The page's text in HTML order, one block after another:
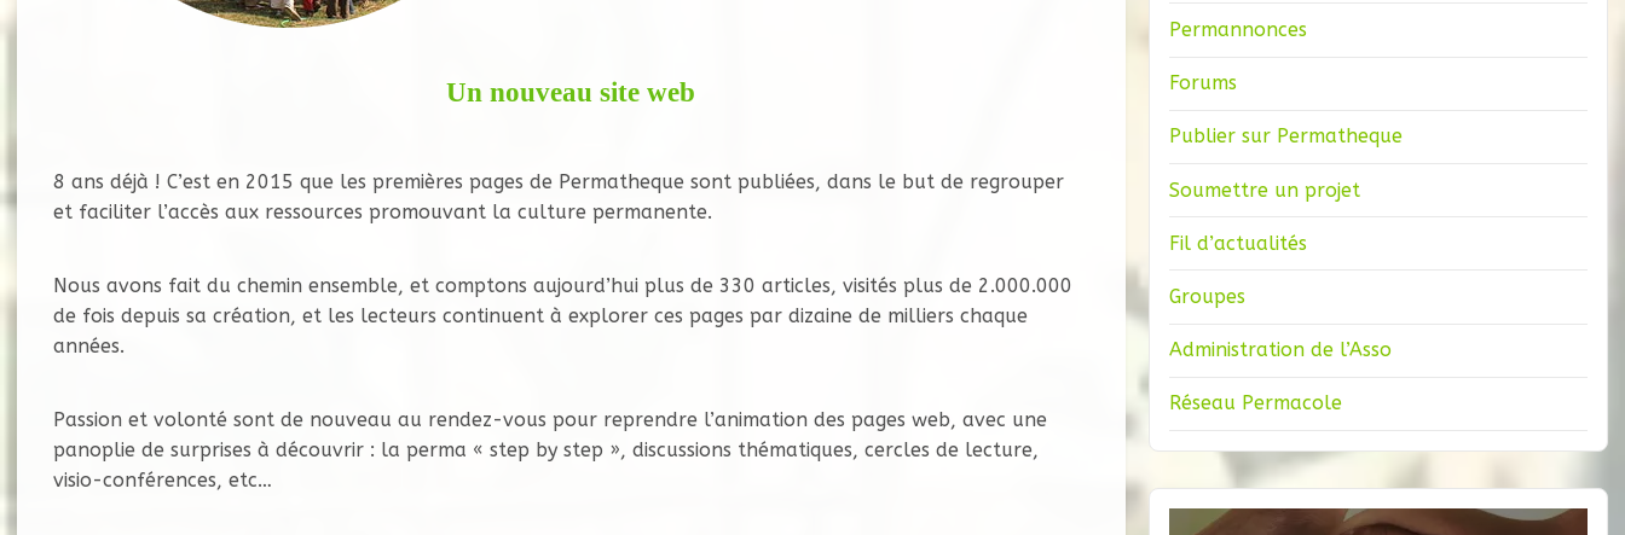
Un nouveau site web
8 ans déjà ! C’est en 2015 que les premières pages de Permatheque sont publiées, dans le but de regrouper
et faciliter l’accès aux ressources promouvant la culture permanente.
Nous avons fait du chemin ensemble, et comptons aujourd’hui plus de 330 articles, visités plus de 2.000.000
de fois depuis sa création, et les lecteurs continuent à explorer ces pages par dizaine de milliers chaque
années.
Passion et volonté sont de nouveau au rendez-vous pour reprendre l’animation des pages web, avec une
panoplie de surprises à découvrir : la perma « step by step », discussions thématiques, cercles de lecture,
visio-conférences, etc…
Permannonces
Forums
Publier sur Permatheque
Soumettre un projet
Fil d’actualités
Groupes
Administration de l’Asso
Réseau Permacole